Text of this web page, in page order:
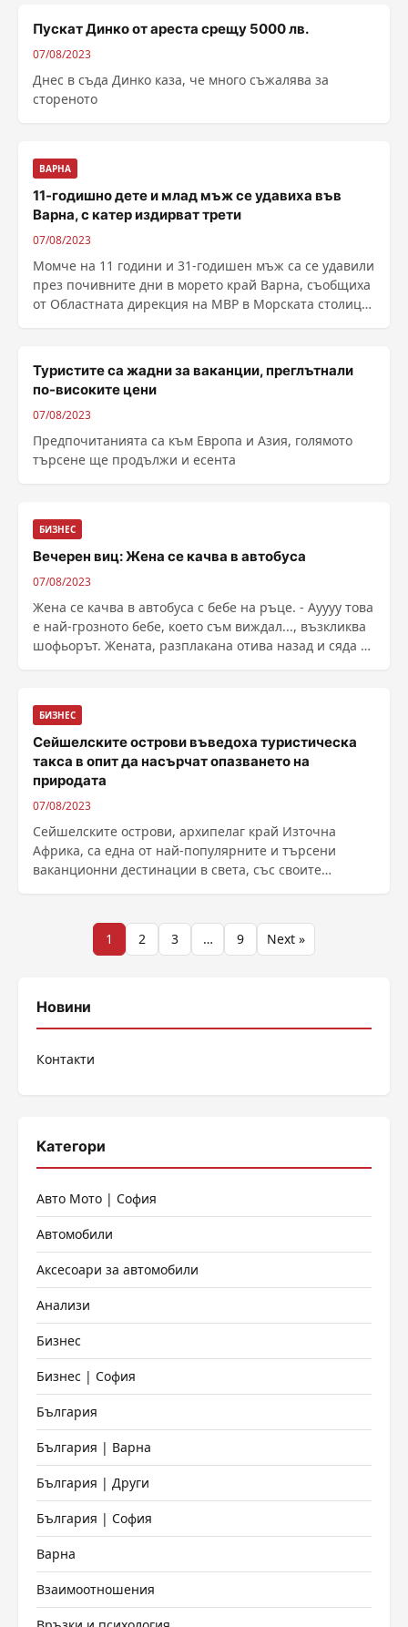
Пускат Динко от ареста срещу 5000 лв.
07/08/2023
Днес в съда Динко каза, че много съжалява за
стореното
ВАРНА
11-годишно дете и млад мъж се удавиха във
Варна, с катер издирват трети
07/08/2023
Момче на 11 години и 31-годишен мъж са се удавили
през почивните дни в морето край Варна, съобщиха
от Областната дирекция на МВР в Морската столица.
Туристите са жадни за ваканции, преглътнали
по-високите цени
07/08/2023
Предпочитанията са към Европа и Азия, голямото
търсене ще продължи и есента
БИЗНЕС
Вечерен виц: Жена се качва в автобуса
07/08/2023
Жена се качва в автобуса с бебе на ръце. - Ауууу това
е най-грозното бебе, което съм виждал..., възкликва
шофьорът. Жената, разплакана отива назад и сяда до
БИЗНЕС
Сейшелските острови въведоха туристическа
такса в опит да насърчат опазването на
природата
07/08/2023
Сейшелските острови, архипелаг край Източна
Африка, са една от най-популярните и търсени
ваканционни дестинации в света, със своите
Разделяне
публикациите
1 2 3 … 9 Next »
Новини
Контакти
Категори
Авто Мото | София
Автомобили
Аксесоари за автомобили
Анализи
Бизнес
Бизнес | София
България
България | Варна
България | Други
България | София
Варна
Взаимоотношения